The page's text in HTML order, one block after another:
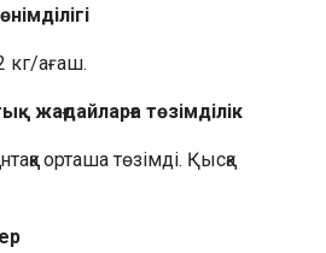
кг/ағаш.
жағдайларға төзімділік
орташа төзімді. Қысқа